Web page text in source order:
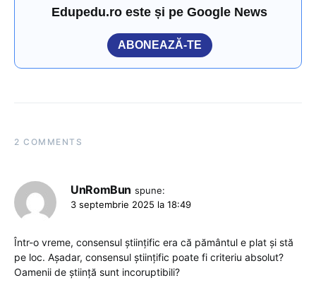
Edupedu.ro este și pe Google News
ABONEAZĂ-TE
2 COMMENTS
UnRomBun spune:
3 septembrie 2025 la 18:49
Într-o vreme, consensul științific era că pământul e plat și stă
pe loc. Așadar, consensul științific poate fi criteriu absolut?
Oamenii de știință sunt incoruptibili?